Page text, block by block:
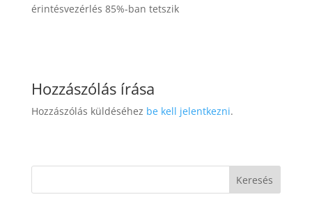
érintésvezérlés 85%-ban tetszik
Hozzászólás írása
Hozzászólás küldéséhez be kell jelentkezni.
Keresés